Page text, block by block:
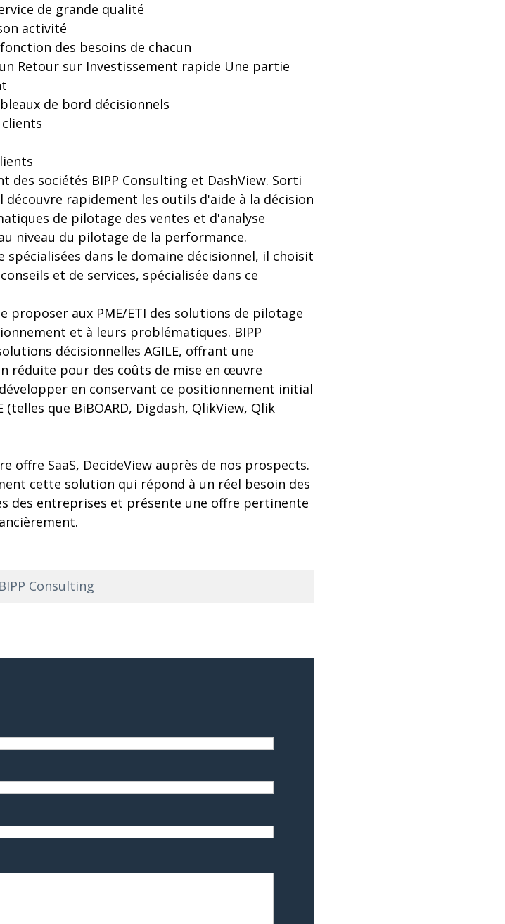
de grande qualité
activité
des besoins de chacun
Retour sur Investissement rapide Une partie
de bord décisionnels
des sociétés BIPP Consulting et DashView. Sorti
découvre rapidement les outils d'aide à la décision
de pilotage des ventes et d'analyse
niveau du pilotage de la performance.
spécialisées dans le domaine décisionnel, il choisit
et de services, spécialisée dans ce
proposer aux PME/ETI des solutions de pilotage
et à leurs problématiques. BIPP
décisionnelles AGILE, offrant une
réduite pour des coûts de mise en œuvre
en conservant ce positionnement initial
que BiBOARD, Digdash, QlikView, Qlik
offre SaaS, DecideView auprès de nos prospects.
cette solution qui répond à un réel besoin des
des entreprises et présente une offre pertinente
Consulting